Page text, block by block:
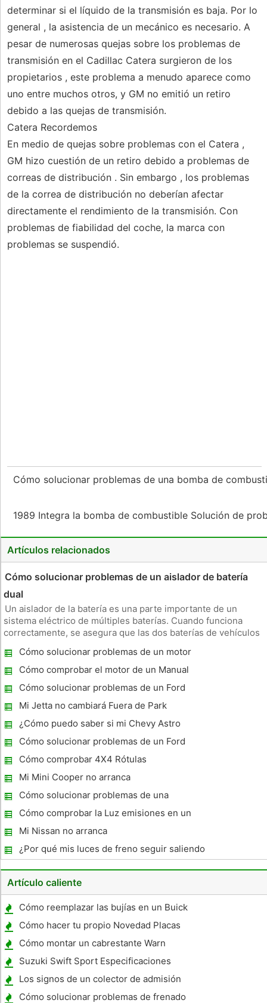
determinar si el líquido de la transmisión es baja. Por lo
general , la asistencia de un mecánico es necesario. A
pesar de numerosas quejas sobre los problemas de
transmisión en el Cadillac Catera surgieron de los
propietarios , este problema a menudo aparece como
uno entre muchos otros, y GM no emitió un retiro
debido a las quejas de transmisión.
Catera Recordemos
En medio de quejas sobre problemas con el Catera ,
GM hizo cuestión de un retiro debido a problemas de
correas de distribución . Sin embargo , los problemas
de la correa de distribución no deberían afectar
directamente el rendimiento de la transmisión. Con
problemas de fiabilidad del coche, la marca con
problemas se suspendió.
Cómo solucionar problemas de una bomba de
1989 Integra la bomba de combustible Solución de
Artículos relacionados
Cómo solucionar problemas de un aislador de batería
dual
Un aislador de la batería es una parte importante de un
sistema eléctrico de múltiples baterías. Cuando funciona
correctamente, se asegura que las dos baterías de vehículos
principal del vehículo tendrá energía suficiente para arrancar
el coche en
Cómo solucionar problemas de un motor
Nissan Maxima Problemas ralentí
Cómo comprobar el motor de un Manual
Miata 2002
Cómo solucionar problemas de un Ford
Explorer 2002
Mi Jetta no cambiará Fuera de Park
¿Cómo puedo saber si mi Chevy Astro
batería necesita ser reemplazado?
Cómo solucionar problemas de un Ford
Windstar DPFE
Cómo comprobar 4X4 Rótulas
Mi Mini Cooper no arranca
Cómo solucionar problemas de una
transmisión Deslizamiento
Cómo comprobar la Luz emisiones en un
Honda Accord '98
Mi Nissan no arranca
¿Por qué mis luces de freno seguir saliendo
?
Artículo caliente
Cómo reemplazar las bujías en un Buick
Century 1999
Cómo hacer tu propio Novedad Placas
Cómo montar un cabrestante Warn
Suzuki Swift Sport Especificaciones
Los signos de un colector de admisión
agrietada
Cómo solucionar problemas de frenado